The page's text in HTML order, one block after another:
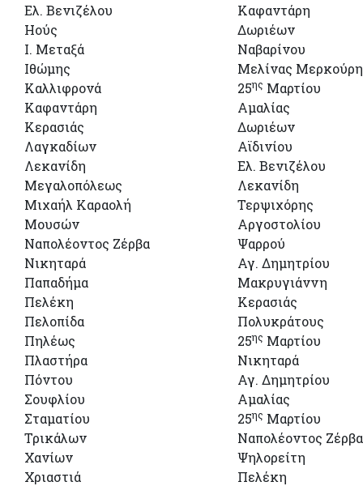
Ελ. Βενιζέλου
Καφαντάρη
Ηούς
Δωριέων
Ι. Μεταξά
Ναβαρίνου
Ιθώμης
Μελίνας Μερκούρη
Καλλιφρονά
25ης Μαρτίου
Καφαντάρη
Αμαλίας
Κερασιάς
Δωριέων
Λαγκαδίων
Αϊδινίου
Λεκανίδη
Ελ. Βενιζέλου
Μεγαλοπόλεως
Λεκανίδη
Μιχαήλ Καραολή
Τερψιχόρης
Μουσών
Αργοστολίου
Ναπολέοντος Ζέρβα
Ψαρρού
Νικηταρά
Αγ. Δημητρίου
Παπαδήμα
Μακρυγιάννη
Πελέκη
Κερασιάς
Πελοπίδα
Πολυκράτους
Πηλέως
25ης Μαρτίου
Πλαστήρα
Νικηταρά
Πόντου
Αγ. Δημητρίου
Σουφλίου
Αμαλίας
Σταματίου
25ης Μαρτίου
Τρικάλων
Ναπολέοντος Ζέρβα
Χανίων
Ψηλορείτη
Χριαστιά
Πελέκη